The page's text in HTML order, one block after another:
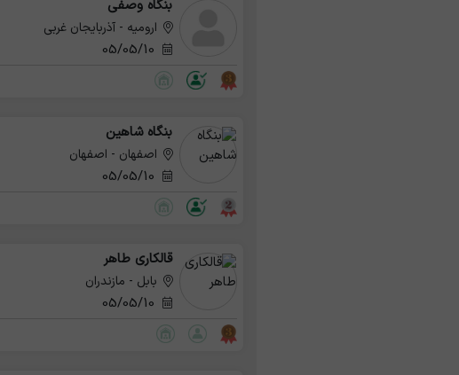
بنگاه وصفی
ارومیه - آذربایجان غربی
بنگاه شاهین
اصفهان - اصفهان
قالکاری طاهر
بابل - مازندران